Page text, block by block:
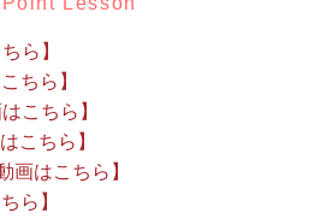
ら】
ちら】
はこちら】
こちら】
画はこちら】
ら】